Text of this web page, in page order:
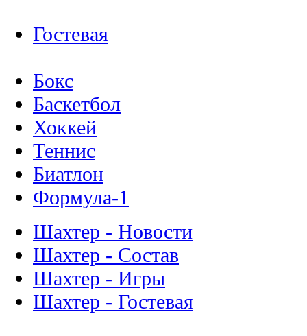
Гостевая
Бокс
Баскетбол
Хоккей
Теннис
Биатлон
Формула-1
Шахтер - Новости
Шахтер - Состав
Шахтер - Игры
Шахтер - Гостевая